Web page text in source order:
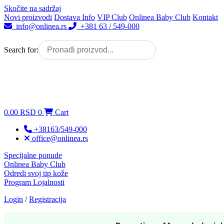
Skočite na sadržaj
Novi proizvodi Dostava Info VIP Club Onlinea Baby Club Kontakt
info@onlinea.rs
+381 63 / 549-000
Search for:
0.00 RSD 0
Cart
+38163/549-000
office@onlinea.rs
Specijalne ponude
Onlinea Baby Club
Odredi svoj tip kože
Program Lojalnosti
Login /Registracija